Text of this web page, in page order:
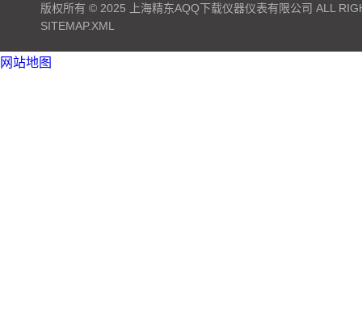
版权所有 © 2025 上海精东AQQ下载仪器仪表有限公司 ALL
SITEMAP.XML
网站地图